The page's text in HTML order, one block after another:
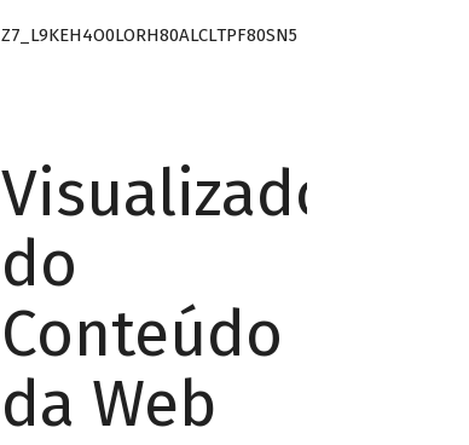
Z7_L9KEH4O0LORH80ALCLTPF80SN5
Visualizador
do
Conteúdo
da Web